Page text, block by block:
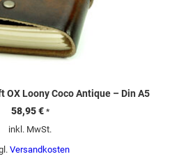
OX Loony Coco Antique – Din A5
58,95€ *
inkl. MwSt.
Versandkosten